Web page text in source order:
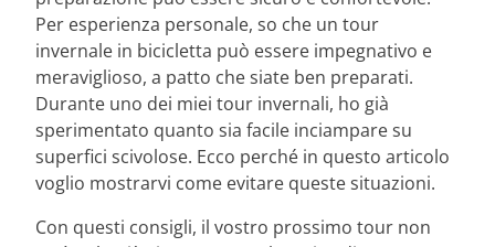
Per esperienza personale, so che un tour
invernale in bicicletta può essere impegnativo e
meraviglioso, a patto che siate ben preparati.
Durante uno dei miei tour invernali, ho già
sperimentato quanto sia facile inciampare su
superfici scivolose. Ecco perché in questo articolo
voglio mostrarvi come evitare queste situazioni.
Con questi consigli, il vostro prossimo tour non